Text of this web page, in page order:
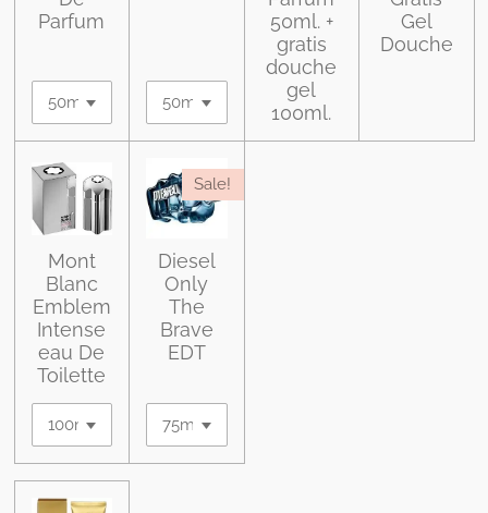
Parfum
50ml. +
gratis
douche
gel
100ml.
Gel
Douche
Mont
Blanc
Emblem
Intense
eau De
Toilette
Sale!
Diesel
Only
The
Brave
EDT